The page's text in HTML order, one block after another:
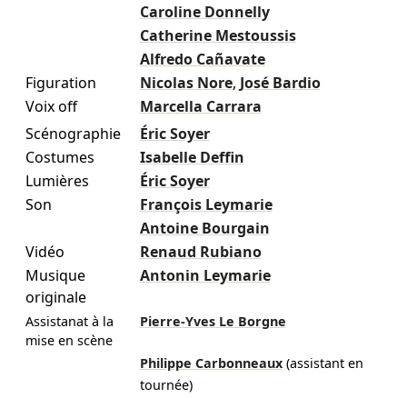
Caroline Donnelly
Catherine Mestoussis
Alfredo Cañavate
Figuration
Nicolas Nore, José Bardio
Voix off
Marcella Carrara
Scénographie
Éric Soyer
Costumes
Isabelle Deffin
Lumières
Éric Soyer
Son
François Leymarie
Antoine Bourgain
Vidéo
Renaud Rubiano
Musique
originale
Antonin Leymarie
Assistanat à la
mise en scène
Pierre-Yves Le Borgne
Philippe Carbonneaux (assistant en
tournée)